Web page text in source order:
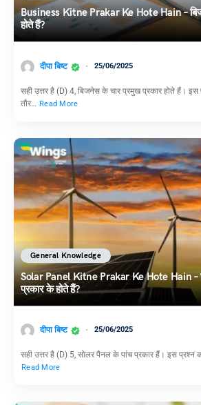
Business Kitne Prakar Ke Hote Hain –
होते हैं?
दीपा बिष्ट 25/06/2025
सही उत्तर है (D) 4, बिजनेस के चार प्रमुख प्रकार होते हैं। इस
तौर… Read More
General Knowledge
Solar Panel Kitne Prakar Ke Hote Hain –
प्रकार के होते हैं?
दीपा बिष्ट 25/06/2025
सही उत्तर है (D) 5, सोलर पैनल के पांच प्रकार हैं। इस प्रश्न
Read More